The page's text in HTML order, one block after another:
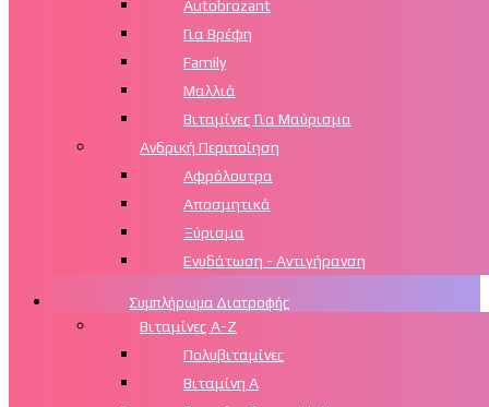
Autobrozant
Για Βρέφη
Family
Μαλλιά
Βιταμίνες Για Μαύρισμα
Ανδρική Περιποίηση
Αφρόλουτρα
Αποσμητικά
Ξύρισμα
Ενυδάτωση - Αντιγήρανση
Συμπλήρωμα Διατροφής
Βιταμίνες Α-Ζ
Πολυβιταμίνες
Βιταμίνη Α